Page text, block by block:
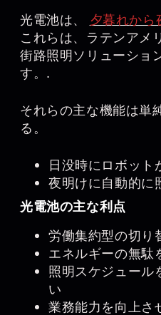
光電池は、 夕暮れから
これらは、ラテンアメ
街路照明ソリューショ
す。.
それらの主な機能は単
る。
日没時にロボット
夜明けに自動的に
光電池の主な利点
労働集約型の切り
エネルギーの無駄
照明スケジュール
い
業務能力を向上さ